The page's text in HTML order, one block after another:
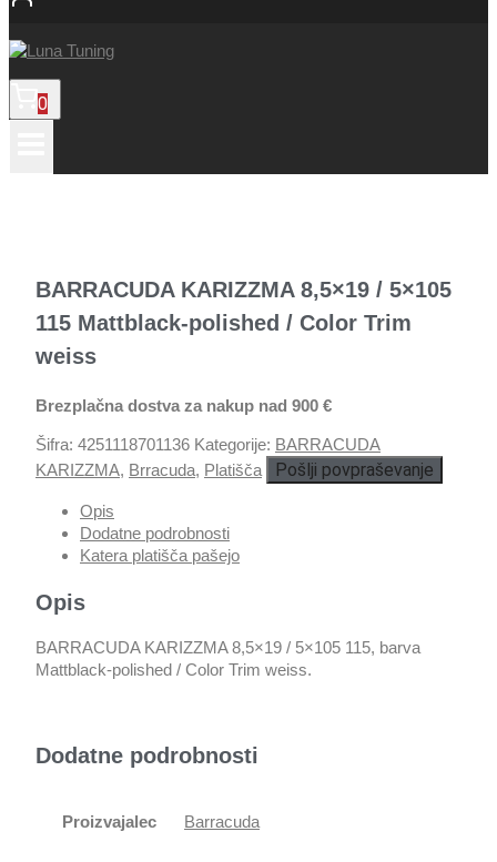
0
BARRACUDA KARIZZMA 8,5×19 / 5×105
115 Mattblack-polished / Color Trim
weiss
Brezplačna dostva za nakup nad 900 €
Šifra: 4251118701136 Kategorije: BARRACUDA
KARIZZMA, Brracuda, Platišča Pošlji povpraševanje
Opis
Dodatne podrobnosti
Katera platišča pašejo
Opis
BARRACUDA KARIZZMA 8,5×19 / 5×105 115, barva
Mattblack-polished / Color Trim weiss.
Dodatne podrobnosti
Proizvajalec Barracuda